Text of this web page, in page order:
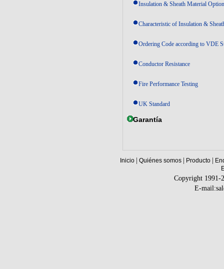
Insulation & Sheath Material
Characteristic of Insulation &
Ordering Code according to VDE
Conductor Resistance
Fire Performance Testing
UK Standard
Garantía
Inicio|Quiénes somos|Producto|
Copyright 1991-
E-